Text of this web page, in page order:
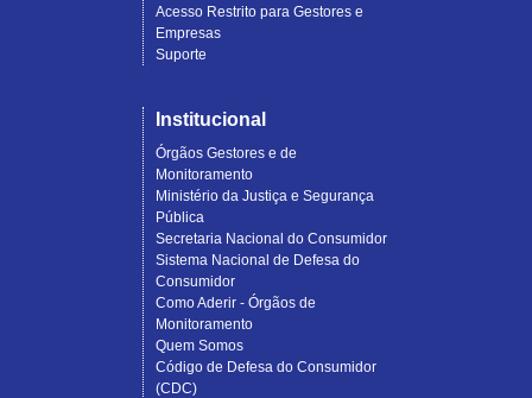
Acesso Restrito para Gestores e
Empresas
Suporte
Institucional
Órgãos Gestores e de
Monitoramento
Ministério da Justiça e Segurança
Pública
Secretaria Nacional do Consumidor
Sistema Nacional de Defesa do
Consumidor
Como Aderir - Órgãos de
Monitoramento
Quem Somos
Código de Defesa do Consumidor
(CDC)